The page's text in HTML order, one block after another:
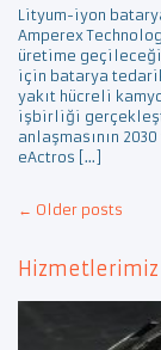
Lityum-iyon
Amperex
üretime geçileceği
için batarya tedarik
yakıt hücreli
işbirliği
anlaşmasının
eActros […]
Post
navigation
← Older posts
Hizmetlerimiz